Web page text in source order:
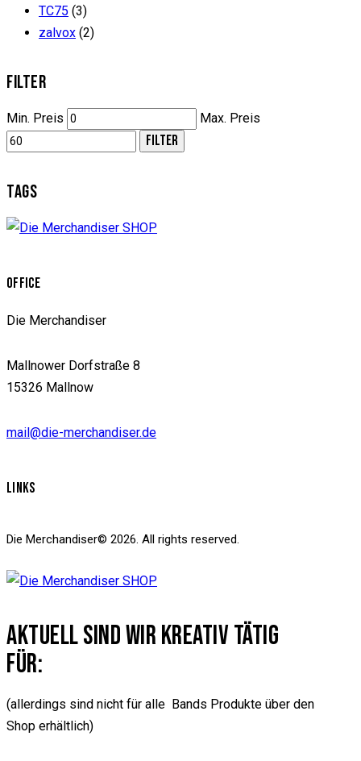
TC75 (3)
zalvox (2)
FILTER
Min. Preis Max. Preis
FILTER
TAGS
OFFICE
Die Merchandiser
Mallnower Dorfstraße 8
15326 Mallnow
mail@die-merchandiser.de
LINKS
Die Merchandiser© 2026. All rights reserved.
AKTUELL SIND WIR KREATIV TÄTIG
FÜR:
(allerdings sind nicht für alle Bands Produkte über den
Shop erhältlich)